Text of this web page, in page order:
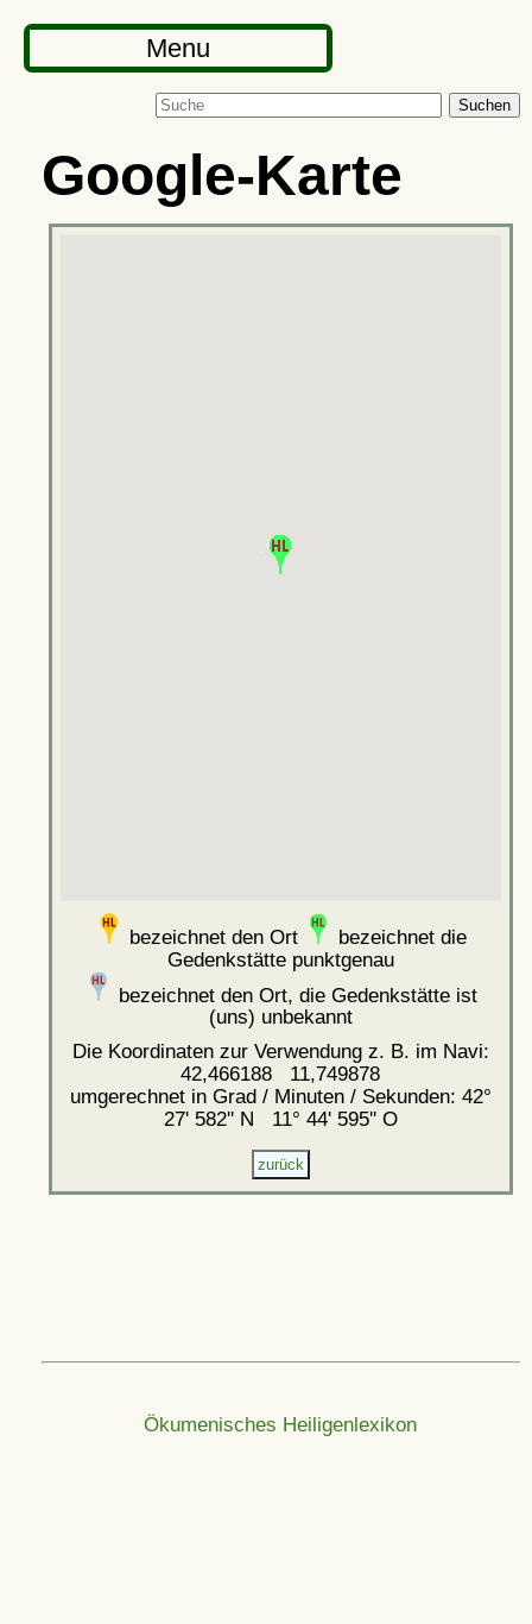
Menu
Suchen
Google-Karte
bezeichnet den Ort
bezeichnet die
Gedenkstätte punktgenau
bezeichnet den Ort, die Gedenkstätte ist
(uns) unbekannt
Die Koordinaten zur Verwendung z. B. im Navi:
42,466188 11,749878
umgerechnet in Grad / Minuten / Sekunden: 42°
27' 582'' N 11° 44' 595'' O
Ökumenisches Heiligenlexikon